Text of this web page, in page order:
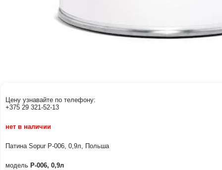
Цену узнавайте по телефону:
+375 29 321-52-13
нет в наличии
Патина Sopur Р-006, 0,9л, Польша
модель Р-006, 0,9л